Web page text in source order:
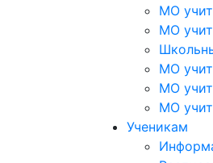
МО
МО
МО
МО
МО
Ученикам